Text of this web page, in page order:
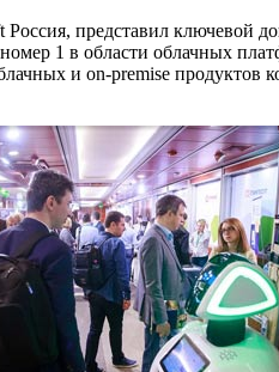
представил ключевой
1 в области облачных
и on-premise продуктов